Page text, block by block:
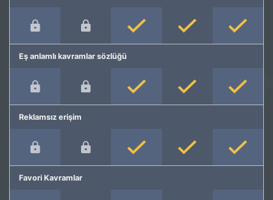
Eş anlamlı kavramlar sözlüğü
Reklamsız erişim
Favori Kavramlar